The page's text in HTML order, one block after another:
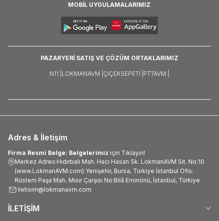
MOBİL UYGULAMALARIMIZ
PAZARYERİ SATIŞ VE ÇÖZÜM ORTAKLARIMIZ
N11 | LOKMANAVM | ÇIÇEKSEPETI | PTTAVM |
Adres & İletişim
Firma Resmi Belge: Belgelerimiz için Tıklayın!
Merkez Adres:Hıdırbali Mah. Hacı Hasan Sk. LokmanAVM Sit. No:10
(www.LokmanAVM.com) Yenişehir, Bursa, Türkiye İstanbul Ofis:
Rüstem Paşa Mah. Mısır Çarşısı No:Bilâ Eminönü, İstanbul, Türkiye
iletisim@lokmanavm.com
İLETİŞİM